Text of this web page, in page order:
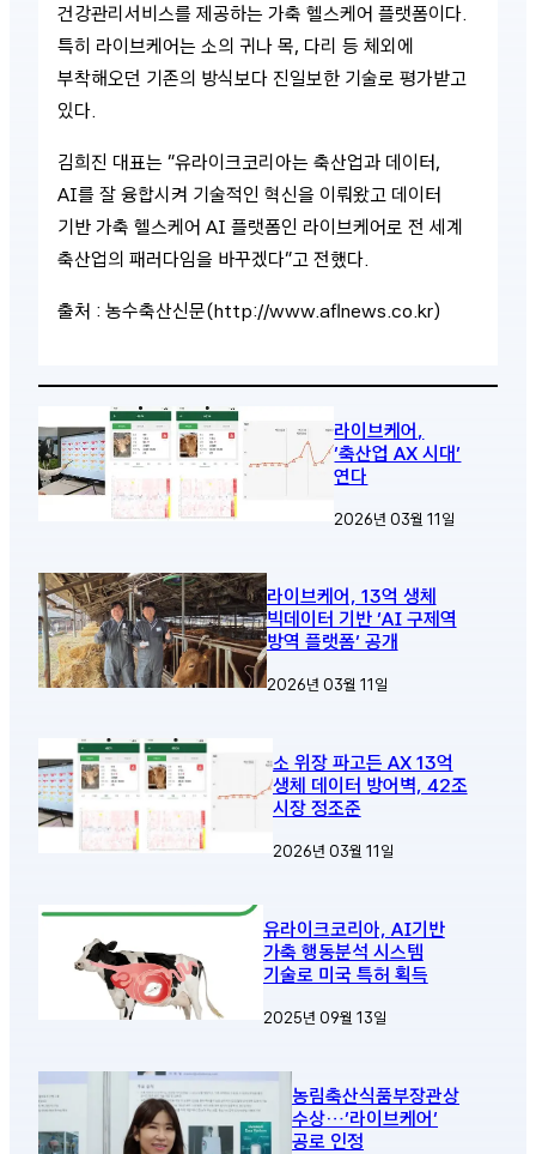
건강관리서비스를 제공하는 가축 헬스케어 플랫폼이다.
특히 라이브케어는 소의 귀나 목, 다리 등 체외에
부착해오던 기존의 방식보다 진일보한 기술로 평가받고
있다.
김희진 대표는 ”유라이크코리아는 축산업과 데이터,
AI를 잘 융합시켜 기술적인 혁신을 이뤄왔고 데이터
기반 가축 헬스케어 AI 플랫폼인 라이브케어로 전 세계
축산업의 패러다임을 바꾸겠다”고 전했다.
출처 : 농수축산신문(http://www.aflnews.co.kr)
라이브케어,
‘축산업 AX 시대’
연다
2026년 03월 11일
라이브케어, 13억 생체
빅데이터 기반 ‘AI 구제역
방역 플랫폼’ 공개
2026년 03월 11일
소 위장 파고든 AX 13억
생체 데이터 방어벽, 42조
시장 정조준
2026년 03월 11일
유라이크코리아, AI기반
가축 행동분석 시스템
기술로 미국 특허 획득
2025년 09월 13일
농림축산식품부장관상
수상…‘라이브케어’
공로 인정